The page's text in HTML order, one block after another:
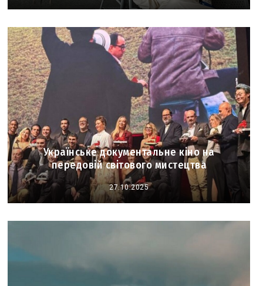
Українське документальне кіно на
передовій світового мистецтва
27.10.2025